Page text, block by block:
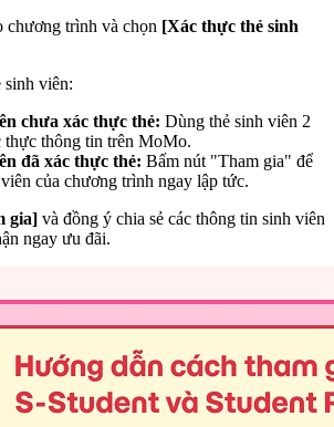
chương trình và chọn [Xác thực thẻ sinh
sinh viên:
chưa xác thực thẻ: Dùng thẻ sinh viên 2
thực thông tin trên MoMo.
đã xác thực thẻ: Bấm nút "Tham gia" để
của chương trình ngay lập tức.
gia] và đồng ý chia sẻ các thông tin sinh viên
ngay ưu đãi.